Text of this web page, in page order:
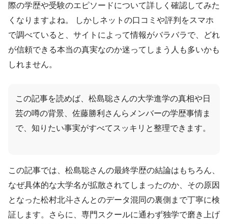
際の学歴や受験のエピソードについて詳しく確認してみた
くなりますよね。 しかしネットの口コミや評判をスマホ
で調べていると、サイトによって情報がバラバラで、どれ
が信頼できる本当の真実なのか迷ってしまう人も多いかも
しれません。
この記事を読めば、松島聡さんの大学進学の真相や日
芸の噂の背景、佐藤勝利さんらメンバーの学歴事情ま
で、知りたい事実がすべてスッキリと整理できます。
この記事では、松島聡さんの最終学歴の結論はもちろん、
なぜ具体的な大学名が拡散されてしまったのか、その原因
となった松村北斗さんとのデータ混同の裏側まで丁寧に検
証します。さらに、専門スクールに通わず独学で磨き上げ